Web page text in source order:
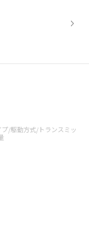
プ/駆動方式/トランスミッ